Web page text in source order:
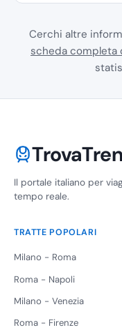
Cerchi altre
scheda completa
Il portale italiano per
tempo reale.
TRATTE POPOLARI
Milano - Roma
Roma - Napoli
Milano - Venezia
Roma - Firenze